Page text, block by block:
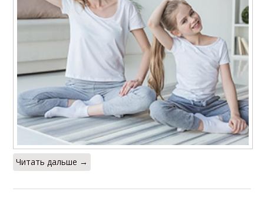
Читать дальше →